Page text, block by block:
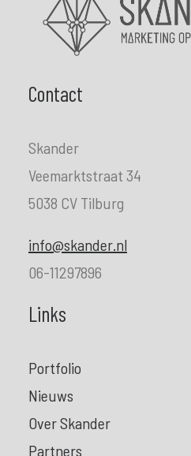
Contact
Skander
Veemarktstraat 34
5038 CV Tilburg
info@skander.nl
06-11297896
Links
Portfolio
Nieuws
Over Skander
Partners